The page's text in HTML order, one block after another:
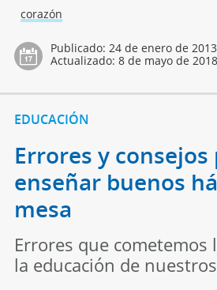
corazón
Publicado: 24 de enero de 2013
Actualizado: 8 de mayo de 2018
EDUCACIÓN
Errores y consejos
enseñar buenos
mesa
Errores que cometemos
la educación de